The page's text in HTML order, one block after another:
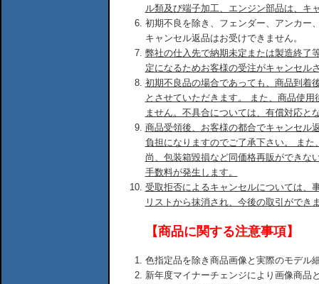
ル類及び端子加工、エンジン部品は、キ
初期不良を除き、フェンダー、アンカー
キャンセル返品はお受けできません。
弊社の仕入先で納期未定または製造終了
定になるためお客様の受注がキャンセル
初期不良品の場合であっても、商品到着
とさせていただきます。 また、商品使
ません。不具合については、有償対応と
商品受領後、お客様の都合でキャンセル
負担になりますのでご了承下さい。 ま
尚、包装箱毀損など同価格再販ができな
手数料が発生します。
受取拒否によるキャンセルについては、
リストから抹消され、今後の取引ができ
【商品に関する注意事項】
色指定品を除き商品画像と実際のモデル
新年度マイナーチェンジにより画像商品